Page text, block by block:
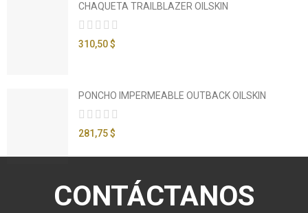
CHAQUETA TRAILBLAZER OILSKIN
310,50 $
PONCHO IMPERMEABLE OUTBACK OILSKIN
281,75 $
CONTÁCTANOS